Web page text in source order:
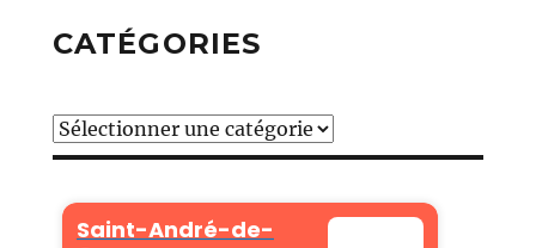
CATÉGORIES
Catégories